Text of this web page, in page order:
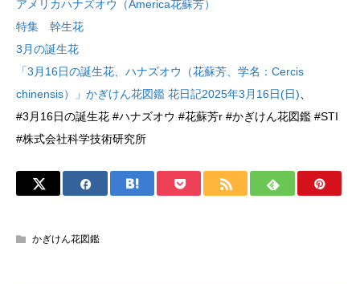
アメリカハナズオウ（America花蘇芳）
特集 幹生花
3月の誕生花
「3月16日の誕生花、ハナズオウ（花蘇芳、学名：Cercis
chinensis）」かぎけん花図鑑 花日記2025年3月16日(日)
#3月16日の誕生花 #ハナズオウ #花蘇芳r #かぎけん花図鑑 #STI
#株式会社科学技術研究所
かぎけん花図鑑